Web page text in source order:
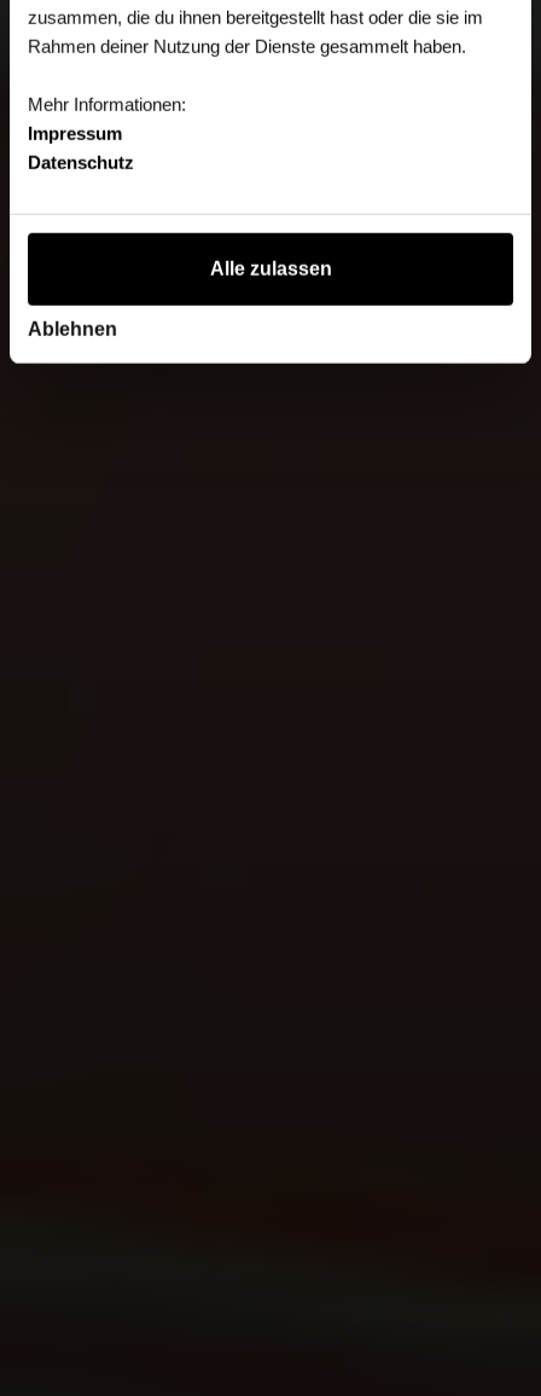
zusammen, die du ihnen bereitgestellt hast oder die sie im
Rahmen deiner Nutzung der Dienste gesammelt haben.
Mehr Informationen:
Impressum
Datenschutz
Alle zulassen
Ablehnen